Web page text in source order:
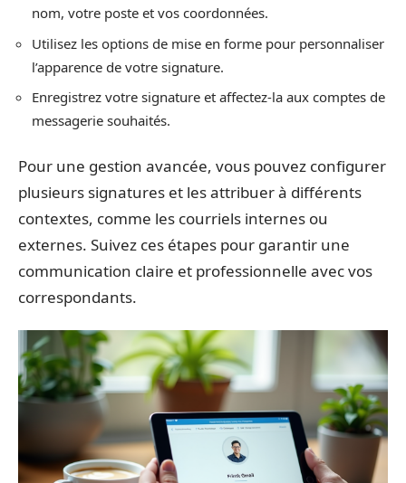
nom, votre poste et vos coordonnées.
Utilisez les options de mise en forme pour personnaliser
l’apparence de votre signature.
Enregistrez votre signature et affectez-la aux comptes de
messagerie souhaités.
Pour une gestion avancée, vous pouvez configurer
plusieurs signatures et les attribuer à différents
contextes, comme les courriels internes ou
externes. Suivez ces étapes pour garantir une
communication claire et professionnelle avec vos
correspondants.